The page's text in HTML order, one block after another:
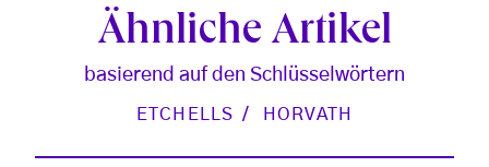
Ähnliche Artikel
basierend auf den Schlüsselwörtern
ETCHELLS HORVATH